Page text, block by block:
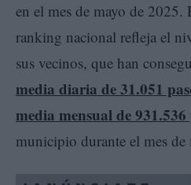
en el mes de mayo de 2025.
ranking nacional refleja el
sus vecinos, que han
media diaria de 31.051
media mensual de 931.536
municipio durante el mes de